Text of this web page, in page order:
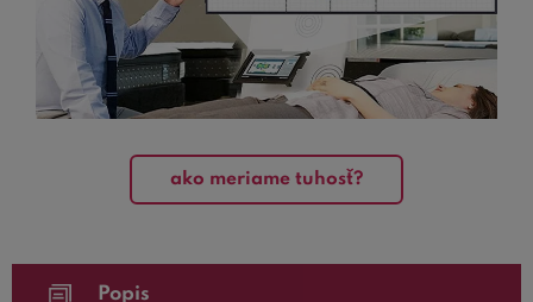
ako meriame tuhosť?
Popis